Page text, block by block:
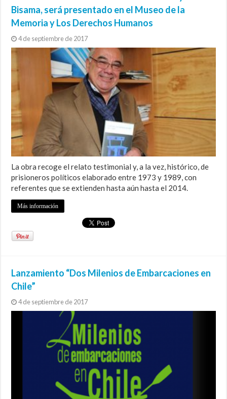
Bisama, será presentado en el Museo de la
Memoria y Los Derechos Humanos
4 de septiembre de 2017
La obra recoge el relato testimonial y, a la vez, histórico, de
prisioneros políticos elaborado entre 1973 y 1989, con
referentes que se extienden hasta aún hasta el 2014.
Más información
Lanzamiento “Dos Milenios de Embarcaciones en
Chile”
4 de septiembre de 2017